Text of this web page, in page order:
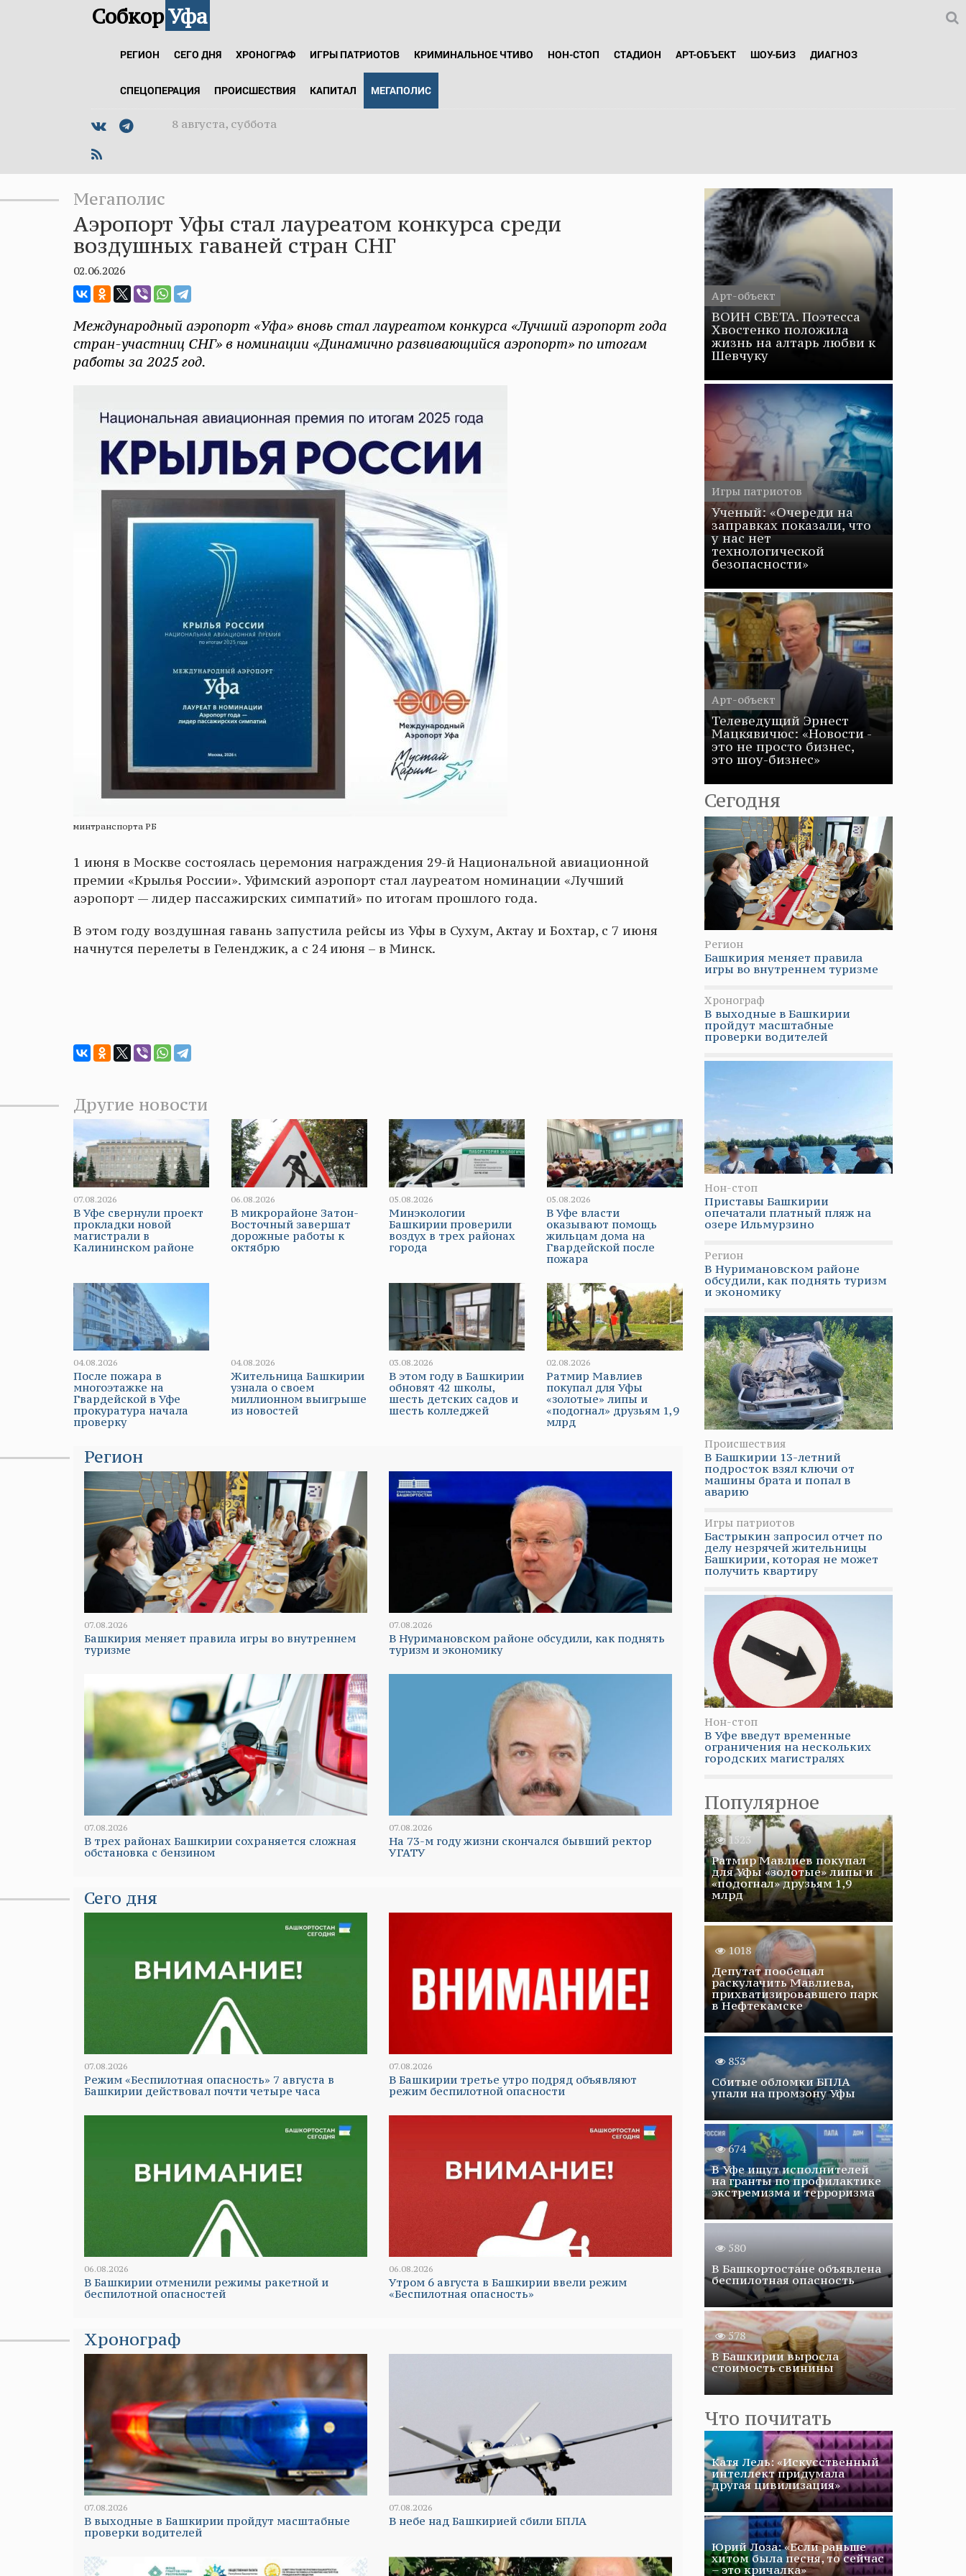
СобкорУфа
РЕГИОН СЕГО ДНЯ ХРОНОГРАФ ИГРЫ ПАТРИОТОВ КРИМИНАЛЬНОЕ ЧТИВО НОН-СТОП СТАДИОН АРТ-ОБЪЕКТ ШОУ-БИЗ ДИАГНОЗ
СПЕЦОПЕРАЦИЯ ПРОИСШЕСТВИЯ КАПИТАЛ МЕГАПОЛИС
8 августа, суббота
Мегаполис
Аэропорт Уфы стал лауреатом конкурса среди
воздушных гаваней стран СНГ
02.06.2026
Международный аэропорт «Уфа» вновь стал лауреатом конкурса «Лучший аэропорт года
стран-участниц СНГ» в номинации «Динамично развивающийся аэропорт» по итогам
работы за 2025 год.
минтранспорта РБ
1 июня в Москве состоялась церемония награждения 29-й Национальной авиационной
премии «Крылья России». Уфимский аэропорт стал лауреатом номинации «Лучший
аэропорт — лидер пассажирских симпатий» по итогам прошлого года.
В этом году воздушная гавань запустила рейсы из Уфы в Сухум, Актау и Бохтар, с 7 июня
начнутся перелеты в Геленджик, а с 24 июня – в Минск.
Другие новости
07.08.2026
В Уфе свернули проект
прокладки новой
магистрали в
Калининском районе
06.08.2026
В микрорайоне Затон-
Восточный завершат
дорожные работы к
октябрю
05.08.2026
Минэкологии
Башкирии проверили
воздух в трех районах
города
05.08.2026
В Уфе власти
оказывают помощь
жильцам дома на
Гвардейской после
пожара
04.08.2026
После пожара в
многоэтажке на
Гвардейской в Уфе
прокуратура начала
проверку
04.08.2026
Жительница Башкирии
узнала о своем
миллионном выигрыше
из новостей
03.08.2026
В этом году в Башкирии
обновят 42 школы,
шесть детских садов и
шесть колледжей
02.08.2026
Ратмир Мавлиев
покупал для Уфы
«золотые» липы и
«подогнал» друзьям 1,9
млрд
Регион
07.08.2026
Башкирия меняет правила игры во внутреннем
туризме
07.08.2026
В Нуримановском районе обсудили, как поднять
туризм и экономику
07.08.2026
В трех районах Башкирии сохраняется сложная
обстановка с бензином
07.08.2026
На 73-м году жизни скончался бывший ректор
УГАТУ
Сего дня
07.08.2026
Режим «Беспилотная опасность» 7 августа в
Башкирии действовал почти четыре часа
07.08.2026
В Башкирии третье утро подряд объявляют
режим беспилотной опасности
06.08.2026
В Башкирии отменили режимы ракетной и
беспилотной опасностей
06.08.2026
Утром 6 августа в Башкирии ввели режим
«Беспилотная опасность»
Хронограф
07.08.2026
В выходные в Башкирии пройдут масштабные
проверки водителей
07.08.2026
В небе над Башкирией сбили БПЛА
Арт-объект
ВОИН СВЕТА. Поэтесса
Хвостенко положила
жизнь на алтарь любви к
Шевчуку
Игры патриотов
Ученый: «Очереди на
заправках показали, что
у нас нет
технологической
безопасности»
Арт-объект
Телеведущий Эрнест
Мацкявичюс: «Новости -
это не просто бизнес,
это шоу-бизнес»
Сегодня
Регион
Башкирия меняет правила
игры во внутреннем туризме
Хронограф
В выходные в Башкирии
пройдут масштабные
проверки водителей
Нон-стоп
Приставы Башкирии
опечатали платный пляж на
озере Ильмурзино
Регион
В Нуримановском районе
обсудили, как поднять туризм
и экономику
Происшествия
В Башкирии 13-летний
подросток взял ключи от
машины брата и попал в
аварию
Игры патриотов
Бастрыкин запросил отчет по
делу незрячей жительницы
Башкирии, которая не может
получить квартиру
Нон-стоп
В Уфе введут временные
ограничения на нескольких
городских магистралях
Популярное
1523
Ратмир Мавлиев покупал
для Уфы «золотые» липы и
«подогнал» друзьям 1,9
млрд
1018
Депутат пообещал
раскулачить Мавлиева,
прихватизировавшего парк
в Нефтекамске
853
Сбитые обломки БПЛА
упали на промзону Уфы
674
В Уфе ищут исполнителей
на гранты по профилактике
экстремизма и терроризма
580
В Башкортостане объявлена
беспилотная опасность
578
В Башкирии выросла
стоимость свинины
Что почитать
Катя Лель: «Искусственный
интеллект придумала
другая цивилизация»
Юрий Лоза: «Если раньше
хитом была песня, то сейчас
– это кричалка»